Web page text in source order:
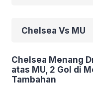
Chelsea Vs MU
Chelsea Menang
atas MU, 2 Gol di
Tambahan